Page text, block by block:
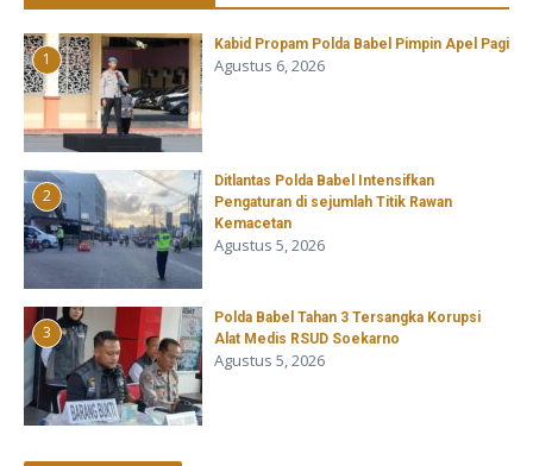
1
Kabid Propam Polda Babel Pimpin Apel Pagi
Agustus 6, 2026
2
Ditlantas Polda Babel Intensifkan
Pengaturan di sejumlah Titik Rawan
Kemacetan
Agustus 5, 2026
3
Polda Babel Tahan 3 Tersangka Korupsi
Alat Medis RSUD Soekarno
Agustus 5, 2026